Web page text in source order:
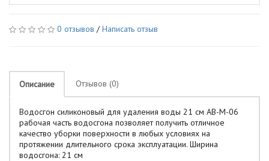
0 отзывов /Написать отзыв
Описание Отзывов (0)
Водосгон силиконовый для удаления воды 21 см AB-M-06
рабочая часть водосгона позволяет получить отличное
качество уборки поверхности в любых условиях на
протяжении длительного срока эксплуатации. Ширина
водосгона: 21 см